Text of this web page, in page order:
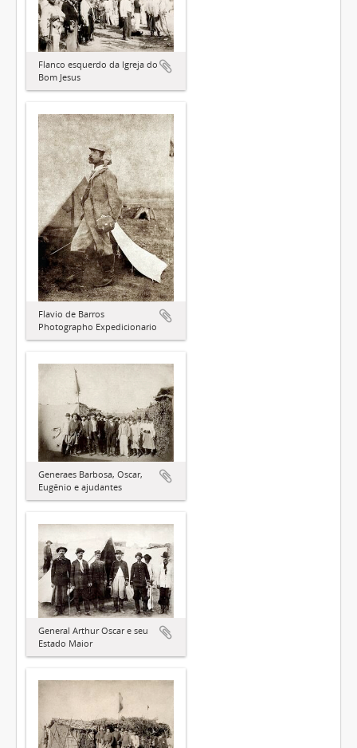
Flanco esquerdo da Igreja do
Bom Jesus
Flavio de Barros
Photographo Expedicionario
Generaes Barbosa, Oscar,
Eugênio e ajudantes
General Arthur Oscar e seu
Estado Maior